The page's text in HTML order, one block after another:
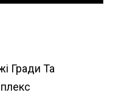
Гради Та